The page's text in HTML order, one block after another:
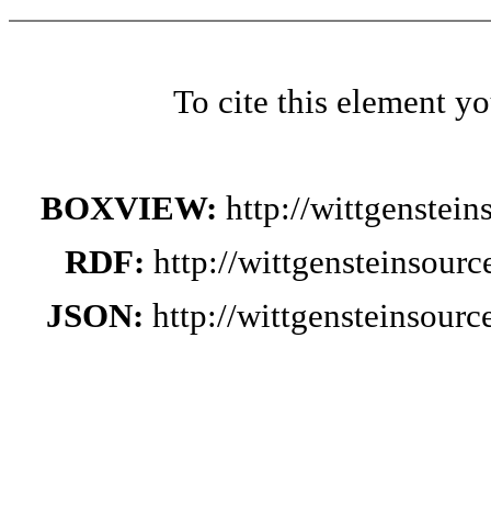
To cite this element
BOXVIEW: http://
RDF: http://
JSON: http://